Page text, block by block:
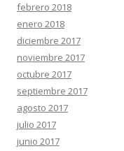
febrero 2018
enero 2018
diciembre 2017
noviembre 2017
octubre 2017
septiembre 2017
agosto 2017
julio 2017
junio 2017